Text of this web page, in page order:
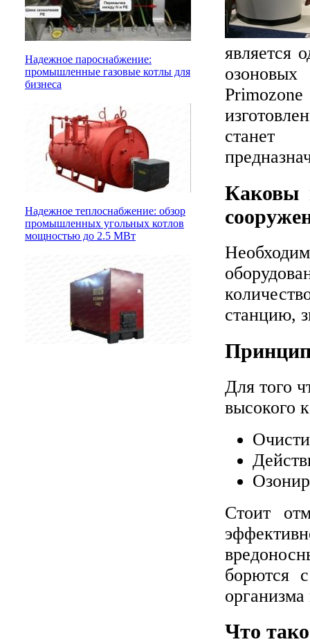
Надежное пароснабжение:
промышленные газовые котлы для
бизнеса
Надежное теплоснабжение: обзор
промышленных угольных котлов
мощностью до 2.5 МВт
является
станет
Каковы
станцию,
Принцип
Для того
высокого
Стоит
борются
Что